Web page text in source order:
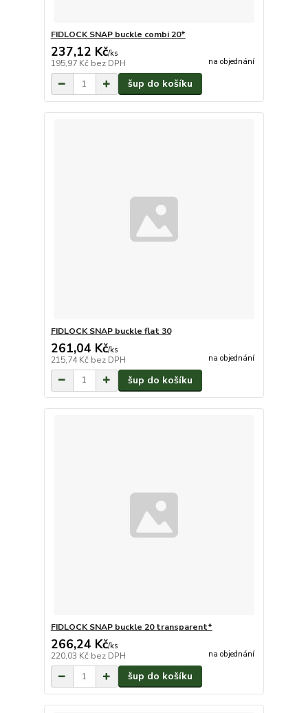
FIDLOCK SNAP buckle combi 20*
237,12 Kč/ks
195,97 Kč bez DPH na objednání
šup do košíku
FIDLOCK SNAP buckle flat 30
261,04 Kč/ks
215,74 Kč bez DPH na objednání
šup do košíku
FIDLOCK SNAP buckle 20 transparent*
266,24 Kč/ks
220,03 Kč bez DPH na objednání
šup do košíku